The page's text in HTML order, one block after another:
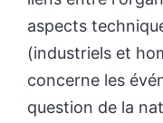
aspects
(industriels et
concerne les
question de la